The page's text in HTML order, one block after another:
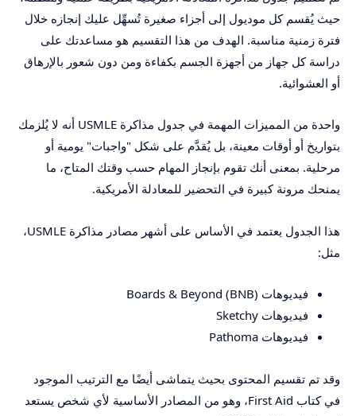
حيث يُقسم كل موديول إلى أجزاء صغيرة تُسهِّل عليك إنجازه خلال
فترة زمنية مناسبة. الهدف من هذا التقسيم هو مساعدتك على
دراسة كل جهاز من أجهزة الجسم بكفاءة ومن دون شعور بالإرهاق
أو العشوائية.
واحدة من المميزات المهمة في جدول مذاكرة USMLE أنه لا يُلزمك
بتواريخ أو أوقات معينة، بل يُقدَّم على شكل "واجبات" يومية أو
مرحلية. بمعنى أنك تقوم بإنجاز المهام حسب وقتك المتاح، ما
يمنحك مرونة كبيرة في التحضير للمعادلة الأمريكية.
هذا الجدول يعتمد في الأساس على أشهر مصادر مذاكرة USMLE،
مثل:
فيديوهات Boards & Beyond (BNB)
فيديوهات Sketchy
فيديوهات Pathoma
وقد تم تقسيم المحتوى بحيث يتماشى أيضًا مع الترتيب الموجود
في كتاب First Aid، وهو من المصادر الأساسية لأي شخص يستعد